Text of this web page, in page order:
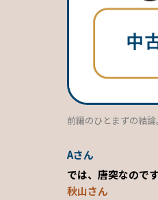
前編のひとまずの結
Aさん
では、唐突なので
秋山さん